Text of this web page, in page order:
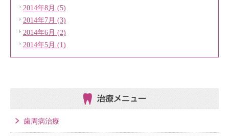
2014年8月 (5)
2014年7月 (3)
2014年6月 (2)
2014年5月 (1)
治療メニュー
歯周病治療